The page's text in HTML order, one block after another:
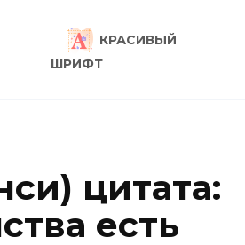
КРАСИВЫЙ
ШРИФТ
цитата:
есть